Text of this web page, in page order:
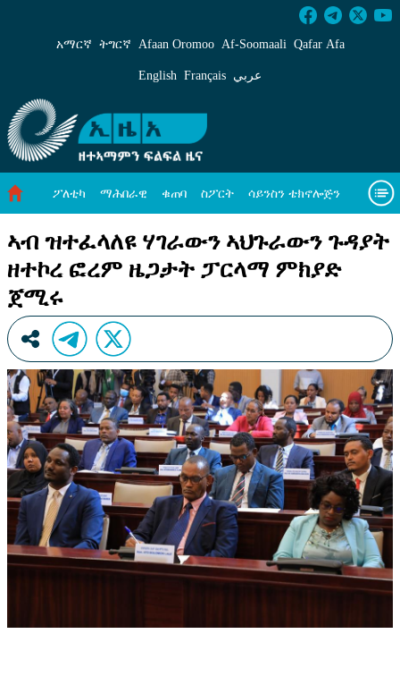
ኣብ ዝተፈላለዩ ሃገራውን ኣህጉራውን ጉዳያት
አማርኛ ትግርኛ Afaan Oromoo Af‑Soomaali Qafar Afa
English Français عربي
ፖለቲካ ማሕበራዊ ቁጠባ ስፖርት ሳይንስን ቴክኖሎጅን
ኣብ ዝተፈላለዩ ሃገራውን ኣህጉራውን ጉዳያት
ዘተኮረ ፎረም ዜጋታት ፓርላማ ምክያድ
ጀሚሩ